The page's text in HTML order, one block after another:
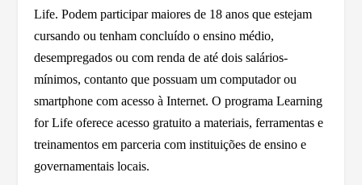
Life. Podem participar maiores de 18 anos que estejam
cursando ou tenham concluído o ensino médio,
desempregados ou com renda de até dois salários-
mínimos, contanto que possuam um computador ou
smartphone com acesso à Internet. O programa Learning
for Life oferece acesso gratuito a materiais, ferramentas e
treinamentos em parceria com instituições de ensino e
governamentais locais.